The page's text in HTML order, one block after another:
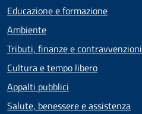
Educazione e formazione
Ambiente
Tributi, finanze e contravvenzioni
Cultura e tempo libero
Appalti pubblici
Salute, benessere e assistenza